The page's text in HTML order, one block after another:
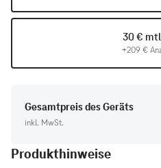
30 €
+209 €
Gesamtpreis des Geräts
inkl. MwSt.
Produkthinweise